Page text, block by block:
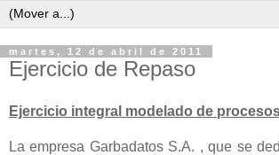
martes, 12 de abril de 2011
Ejercicio de Repaso
Ejercicio integral modelado de
La empresa Garbadatos S.A. , que se